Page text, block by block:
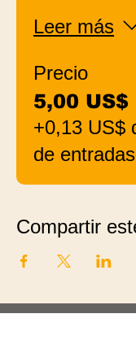
Leer más
Precio
5,00 US$
+0,13 US$
de entradas
Compartir